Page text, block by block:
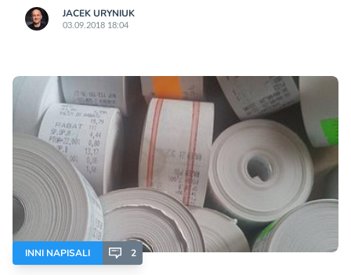
JACEK URYNIUK
03.09.2018 18:04
INNI NAPISALI 2